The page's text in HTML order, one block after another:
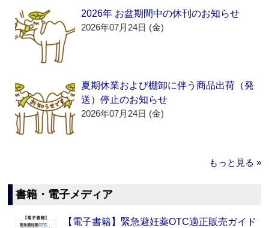
2026年 お盆期間中の休刊のお知らせ
2026年07月24日 (金)
夏期休業および棚卸に伴う商品出荷（発
送）停止のお知らせ
2026年07月24日 (金)
もっと見る »
書籍・電子メディア
【電子書籍】緊急避妊薬OTC適正販売ガイド